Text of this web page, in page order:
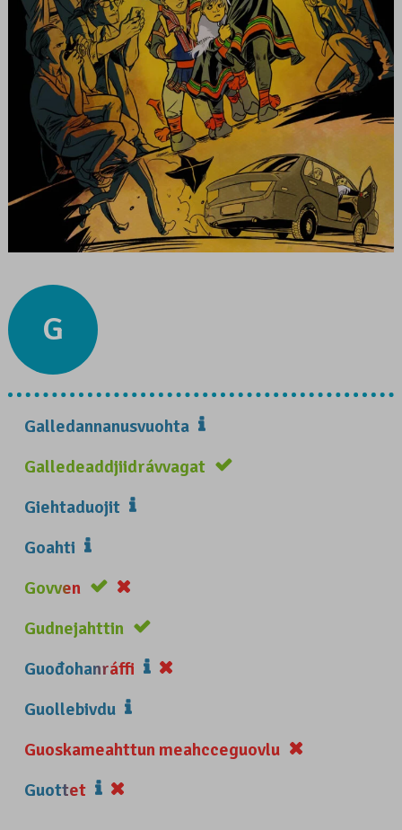
G
Galledannanusvuohta
Galledeaddjiidrávvagat
Giehtaduojit
Goahti
Govven
Gudnejahttin
Guođohanráffi
Guollebivdu
Guoskameahttun meahcceguovlu
Guottet